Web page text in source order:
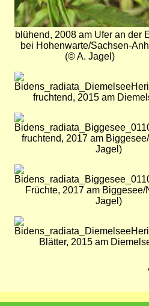
blühend, 2008 am Ufer an der
bei Hohenwarte/Sachsen-
(© A. Jagel)
Bild
fruchtend, 2015 am
Bild
fruchtend, 2017 am
Jagel)
Bild
Früchte, 2017 am Biggesee/
Jagel)
Bild
Blätter, 2015 am